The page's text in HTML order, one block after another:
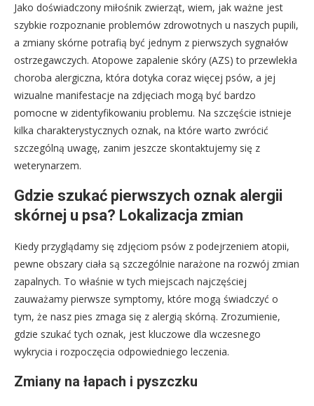
Jako doświadczony miłośnik zwierząt, wiem, jak ważne jest
szybkie rozpoznanie problemów zdrowotnych u naszych pupili,
a zmiany skórne potrafią być jednym z pierwszych sygnałów
ostrzegawczych. Atopowe zapalenie skóry (AZS) to przewlekła
choroba alergiczna, która dotyka coraz więcej psów, a jej
wizualne manifestacje na zdjęciach mogą być bardzo
pomocne w zidentyfikowaniu problemu. Na szczęście istnieje
kilka charakterystycznych oznak, na które warto zwrócić
szczególną uwagę, zanim jeszcze skontaktujemy się z
weterynarzem.
Gdzie szukać pierwszych oznak alergii
skórnej u psa? Lokalizacja zmian
Kiedy przyglądamy się zdjęciom psów z podejrzeniem atopii,
pewne obszary ciała są szczególnie narażone na rozwój zmian
zapalnych. To właśnie w tych miejscach najczęściej
zauważamy pierwsze symptomy, które mogą świadczyć o
tym, że nasz pies zmaga się z alergią skórną. Zrozumienie,
gdzie szukać tych oznak, jest kluczowe dla wczesnego
wykrycia i rozpoczęcia odpowiedniego leczenia.
Zmiany na łapach i pyszczku